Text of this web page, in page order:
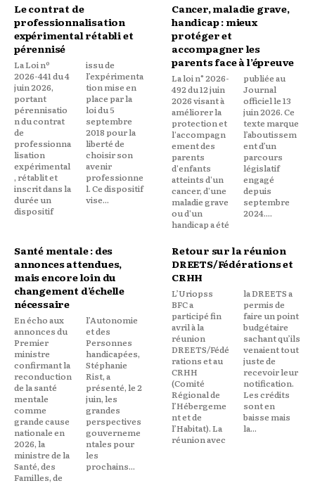
Le contrat de
professionnalisation
expérimental rétabli et
pérennisé
La Loi nº
2026-441 du 4
juin 2026,
portant
pérennisatio
n du contrat
de
professionna
lisation
expérimental
, rétablit et
inscrit dans la
durée un
dispositif
issu de
l’expérimenta
tion mise en
place par la
loi du 5
septembre
2018 pour la
liberté de
choisir son
avenir
professionne
l. Ce dispositif
vise...
Cancer, maladie grave,
handicap : mieux
protéger et
accompagner les
parents face à l’épreuve
La loi n° 2026-
492 du 12 juin
2026 visant à
améliorer la
protection et
l'accompagn
ement des
parents
d'enfants
atteints d'un
cancer, d'une
maladie grave
ou d'un
handicap a été
publiée au
Journal
officiel le 13
juin 2026. Ce
texte marque
l’aboutissem
ent d’un
parcours
législatif
engagé
depuis
septembre
2024....
Santé mentale : des
annonces attendues,
mais encore loin du
changement d’échelle
nécessaire
En écho aux
annonces du
Premier
ministre
confirmant la
reconduction
de la santé
mentale
comme
grande cause
nationale en
2026, la
ministre de la
Santé, des
Familles, de
l’Autonomie
et des
Personnes
handicapées,
Stéphanie
Rist, a
présenté, le 2
juin, les
grandes
perspectives
gouverneme
ntales pour
les
prochains...
Retour sur la réunion
DREETS/Fédérations et
CRHH
L’Uriopss
BFC a
participé fin
avril à la
réunion
DREETS/Fédé
rations et au
CRHH
(Comité
Régional de
l’Hébergeme
nt et de
l’Habitat). La
réunion avec
la DREETS a
permis de
faire un point
budgétaire
sachant qu’ils
venaient tout
juste de
recevoir leur
notification.
Les crédits
sont en
baisse mais
la...